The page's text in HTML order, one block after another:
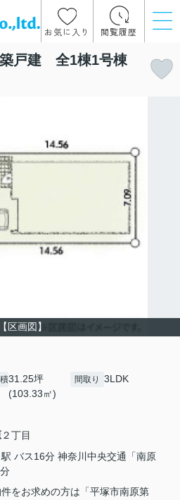
お気に入り 閲覧履歴
戸建 全1棟1号棟
【区画図】
31.25坪
(103.33㎡)
間取り 3LDK
２丁目
駅 バス16分 神奈川中央交通「南原
をお求めの方は「平塚市南原第